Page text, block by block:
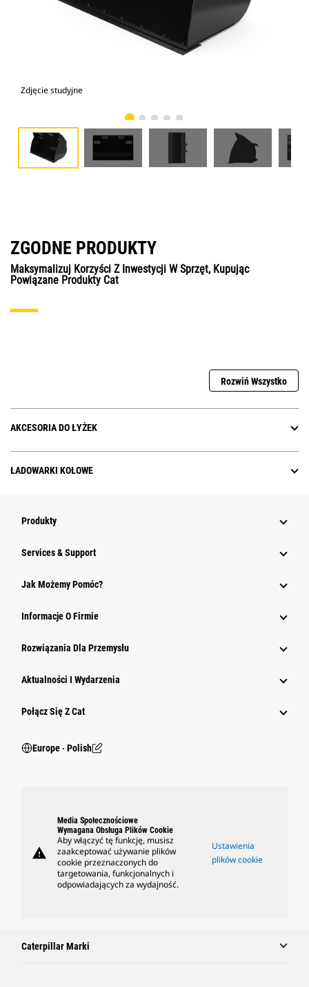
Zdjęcie studyjne
ZGODNE PRODUKTY
Maksymalizuj Korzyści Z Inwestycji W Sprzęt, Kupując
Powiązane Produkty Cat
Rozwiń Wszystko
AKCESORIA DO ŁYŻEK
ŁADOWARKI KOŁOWE
Produkty
Services & Support
Jak Możemy Pomóc?
Informacje O Firmie
Rozwiązania Dla Przemysłu
Aktualności I Wydarzenia
Połącz Się Z Cat
Europe ‧ Polish
warning
Media Społecznościowe
Wymagana Obsługa Plików Cookie
Aby włączyć tę funkcję, musisz
zaakceptować używanie plików
cookie przeznaczonych do
targetowania, funkcjonalnych i
odpowiadających za wydajność.
Ustawienia
plików cookie
Caterpillar Marki